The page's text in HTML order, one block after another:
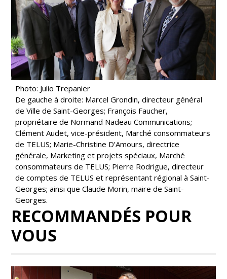
Photo: Julio Trepanier
De gauche à droite: Marcel Grondin, directeur général
de Ville de Saint-Georges; François Faucher,
propriétaire de Normand Nadeau Communications;
Clément Audet, vice-président, Marché consommateurs
de TELUS; Marie-Christine D’Amours, directrice
générale, Marketing et projets spéciaux, Marché
consommateurs de TELUS; Pierre Rodrigue, directeur
de comptes de TELUS et représentant régional à Saint-
Georges; ainsi que Claude Morin, maire de Saint-
Georges.
RECOMMANDÉS POUR
VOUS